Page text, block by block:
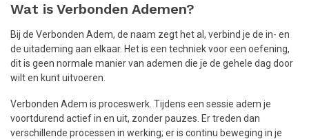
Wat is Verbonden Ademen?
Bij de Verbonden Adem, de naam zegt het al, verbind je de in- en
de uitademing aan elkaar. Het is een techniek voor een oefening,
dit is geen normale manier van ademen die je de gehele dag door
wilt en kunt uitvoeren.
Verbonden Adem is proceswerk. Tijdens een sessie adem je
voortdurend actief in en uit, zonder pauzes. Er treden dan
verschillende processen in werking; er is continu beweging in je